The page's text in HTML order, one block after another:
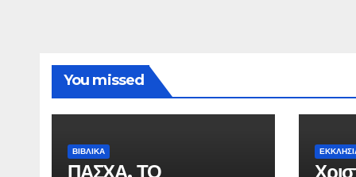
You missed
ΒΙΒΛΙΚΑ
ΠΑΣΧΑ, ΤΟ